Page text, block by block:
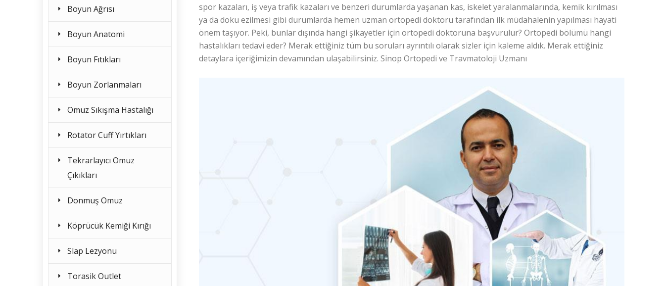
spor kazaları, iş veya trafik kazaları ve benzeri durumlarda yaşanan kas, iskelet yaralanmalarında, kemik kırılması
ya da doku ezilmesi gibi durumlarda hemen uzman ortopedi doktoru tarafından ilk müdahalenin yapılması hayati
önem taşıyor. Peki, bunlar dışında hangi şikayetler için ortopedi doktoruna başvurulur? Ortopedi bölümü hangi
hastalıkları tedavi eder? Merak ettiğiniz tüm bu soruları ayrıntılı olarak sizler için kaleme aldık. Merak ettiğiniz
detaylara içeriğimizin devamından ulaşabilirsiniz. Sinop Ortopedi ve Travmatoloji Uzmanı
Boyun Ağrısı
Boyun Anatomi
Boyun Fıtıkları
Boyun Zorlanmaları
Omuz Sıkışma Hastalığı
Rotator Cuff Yırtıkları
Tekrarlayıcı Omuz
Çıkıkları
Donmuş Omuz
Köprücük Kemiği Kırığı
Slap Lezyonu
Torasik Outlet